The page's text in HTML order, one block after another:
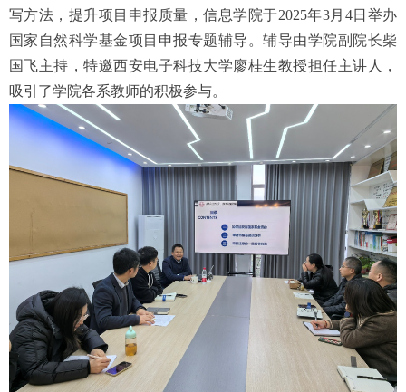
写方法，提升项目申报质量，信息学院于2025年3月4日举办
国家自然科学基金项目申报专题辅导 。辅导由学院副院长柴
国飞主持，特邀西安电子科技大学廖桂生教授担任主讲人，
吸引了学院各系教师的积极参与。